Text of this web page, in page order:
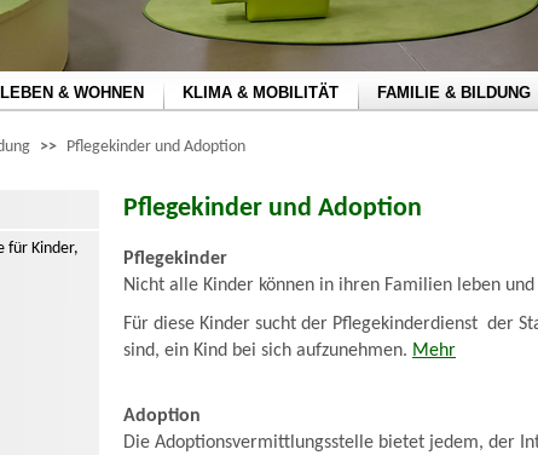
LEBEN & WOHNEN KLIMA & MOBILITÄT FAMILIE & BILDUNG
>> Pflegekinder und Adoption
für Kinder,
Pflegekinder und Adoption
Pflegekinder
Nicht alle Kinder können in ihren Familien leben
Für diese Kinder sucht der Pflegekinderdienst der
sind, ein Kind bei sich aufzunehmen. Mehr
Adoption
Die Adoptionsvermittlungsstelle bietet jedem, der